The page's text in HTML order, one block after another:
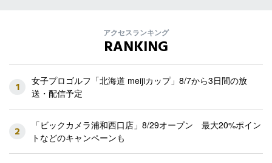
アクセスランキング
RANKING
1
女子プロゴルフ「北海道 meijiカップ」8/7から3日間の放
送・配信予定
2
「ビックカメラ浦和西口店」8/29オープン 最大20%ポイン
トなどのキャンペーンも